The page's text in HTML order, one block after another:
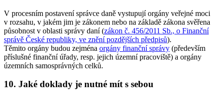
V procesním postavení správce daně vystupují orgány veřejné moci
v rozsahu, v jakém jim je zákonem nebo na základě zákona svěřena
působnost v oblasti správy daní (zákon č. 456/2011 Sb., o Finanční
správě České republiky, ve znění pozdějších předpisů).
Těmito orgány budou zejména orgány finanční správy (především
příslušné finanční úřady, resp. jejich územní pracoviště) a orgány
územních samosprávných celků.
10. Jaké doklady je nutné mít s sebou